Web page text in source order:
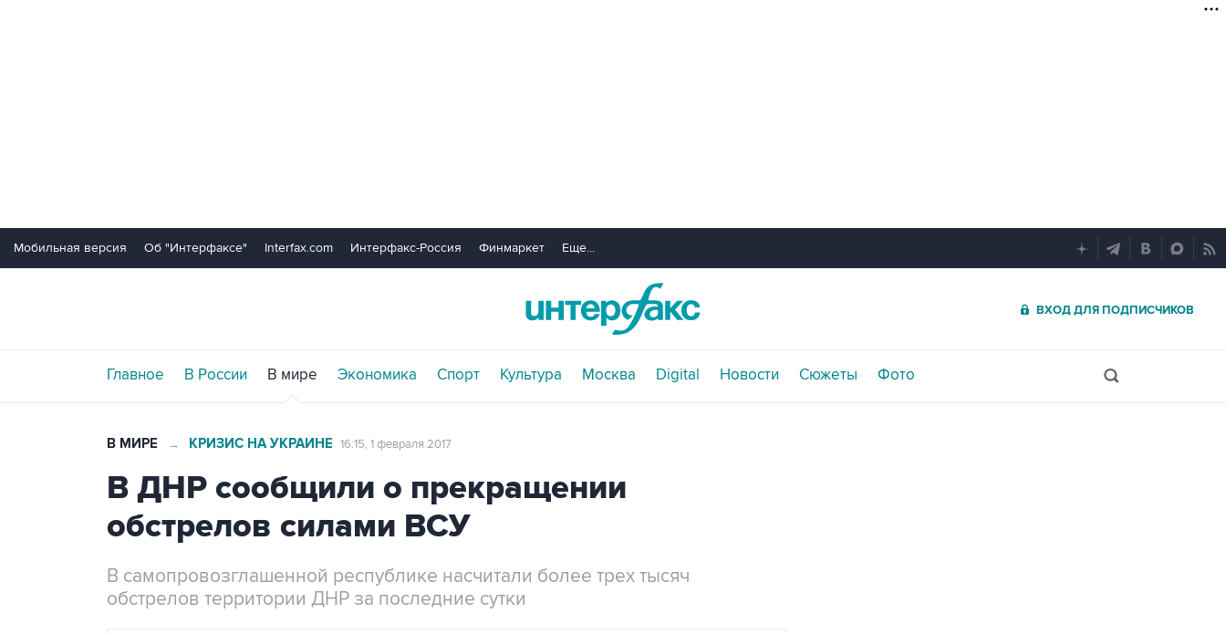
Мобильная версия Об "Интерфаксе" Interfax.com Интерфакс-Россия Финмаркет Еще...
ВХОД ДЛЯ ПОДПИСЧИКОВ
Главное В России В мире Экономика Спорт Культура Москва Digital Новости Сюжеты Фото
В МИРЕ → КРИЗИС НА УКРАИНЕ 16:15, 1 февраля 2017
В ДНР сообщили о прекращении
обстрелов силами ВСУ
В самопровозглашенной республике насчитали более трех тысяч
обстрелов территории ДНР за последние сутки